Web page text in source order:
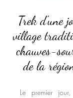
Trek d'une
village
chauves-
de la
Le premier